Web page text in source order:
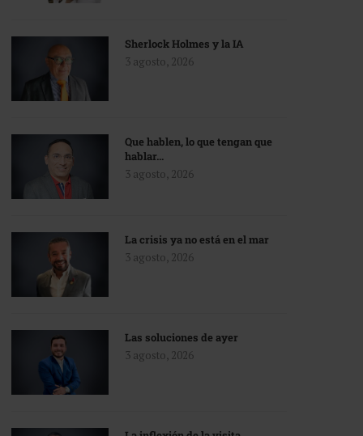
Sherlock Holmes y la IA
3 agosto, 2026
Que hablen, lo que tengan que
hablar…
3 agosto, 2026
La crisis ya no está en el mar
3 agosto, 2026
Las soluciones de ayer
3 agosto, 2026